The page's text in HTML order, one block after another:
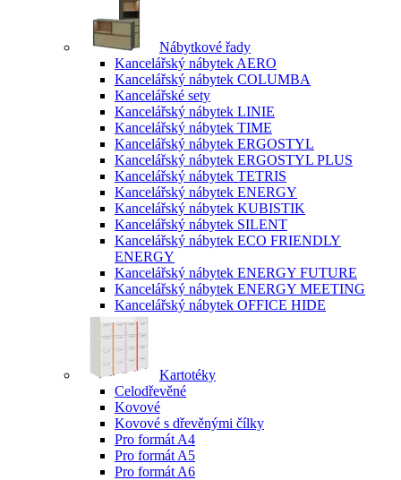
Nábytkové řady
Kancelářský nábytek AERO
Kancelářský nábytek COLUMBA
Kancelářské sety
Kancelářský nábytek LINIE
Kancelářský nábytek TIME
Kancelářský nábytek ERGOSTYL
Kancelářský nábytek ERGOSTYL PLUS
Kancelářský nábytek TETRIS
Kancelářský nábytek ENERGY
Kancelářský nábytek KUBISTIK
Kancelářský nábytek SILENT
Kancelářský nábytek ECO FRIENDLY
ENERGY
Kancelářský nábytek ENERGY FUTURE
Kancelářský nábytek ENERGY MEETING
Kancelářský nábytek OFFICE HIDE
Kartotéky
Celodřevěné
Kovové
Kovové s dřevěnými čílky
Pro formát A4
Pro formát A5
Pro formát A6